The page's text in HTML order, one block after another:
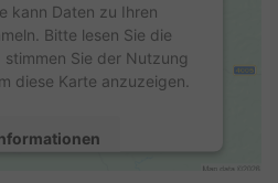
kann Daten zu Ihren
Bitte lesen Sie die
Sie der Nutzung
diese Karte anzuzeigen.